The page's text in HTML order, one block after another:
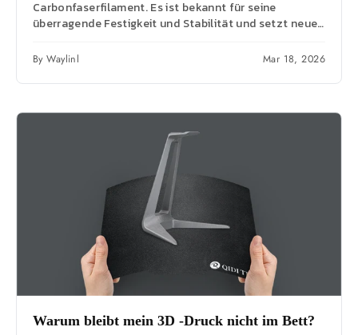
Carbonfaserfilament. Es ist bekannt für seine
überragende Festigkeit und Stabilität und setzt neue
By Waylinl Mar 18, 2026
Warum bleibt mein 3D -Druck nicht im Bett?